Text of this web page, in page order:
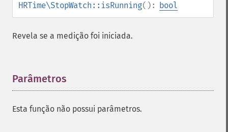
HRTime\StopWatch::isRunning(): bool
Revela se a medição foi iniciada.
Parâmetros
Esta função não possui parâmetros.